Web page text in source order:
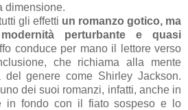
dimensione.
gli effetti un romanzo gotico, ma
perturbante e quasi
conduce per mano il lettore verso
che richiama alla mente
genere come Shirley Jackson.
dei suoi romanzi, infatti, anche in
in fondo con il fiato sospeso e lo